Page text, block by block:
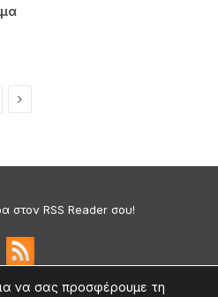
Next
στον RSS Reader σου!
να σας προσφέρουμε τη